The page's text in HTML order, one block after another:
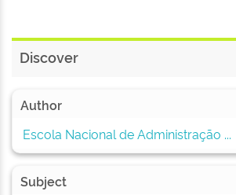
Discover
Author
Escola Nacional de Administração ...
Subject